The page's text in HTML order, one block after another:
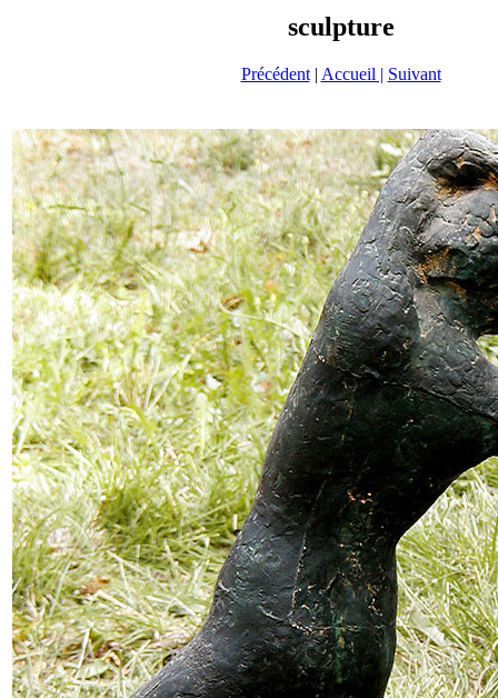
sculpture
Précédent| Accueil | Suivant